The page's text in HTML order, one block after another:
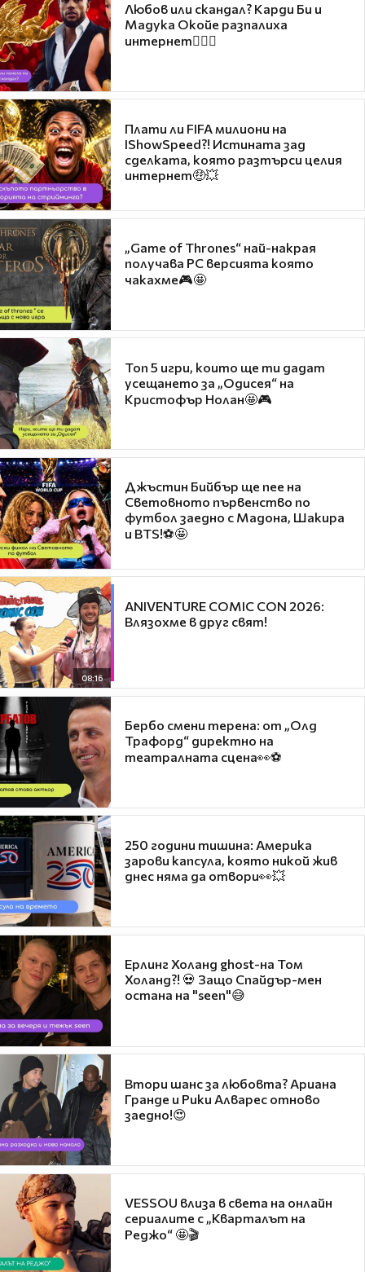
Любов или скандал? Карди Би и
Мадука Окойе разпалиха
интернет❤️‍🔥🔥
Плати ли FIFA милиони на
IShowSpeed?! Истината зад
сделката, която разтърси целия
интернет🤑💥
„Game of Thrones“ най-накрая
получава PC версията която
чакахме🎮🤩
Топ 5 игри, които ще ти дадат
усещането за „Одисея“ на
Кристофър Нолан🤩🎮
Джъстин Бийбър ще пее на
Световното първенство по
футбол заедно с Мадона, Шакира
и BTS!⚽🤩
08:16
ANIVENTURE COMIC CON 2026:
Влязохме в друг свят!
Бербо смени терена: от „Олд
Трафорд“ директно на
театралната сцена👀⚽
250 години тишина: Америка
зарови капсула, която никой жив
днес няма да отвори👀💥
Ерлинг Холанд ghost-на Том
Холанд?! 💀 Защо Спайдър-мен
остана на "seen"😅
Втори шанс за любовта? Ариана
Гранде и Рики Алварес отново
заедно!😍
VESSOU влиза в света на онлайн
сериалите с „Кварталът на
Реджо“ 🤩🎬